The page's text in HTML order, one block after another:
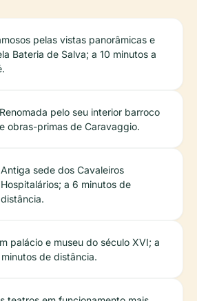
pelas vistas panorâmicas e
Bateria de Salva; a 10 minutos a
Renomada pelo seu interior barroco
e obras-primas de Caravaggio.
Antiga sede dos Cavaleiros
Hospitalários; a 6 minutos de
distância.
palácio e museu do século XVI; a
de distância.